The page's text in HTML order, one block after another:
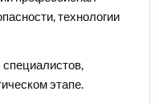
технологии
специалистов,
этапе.